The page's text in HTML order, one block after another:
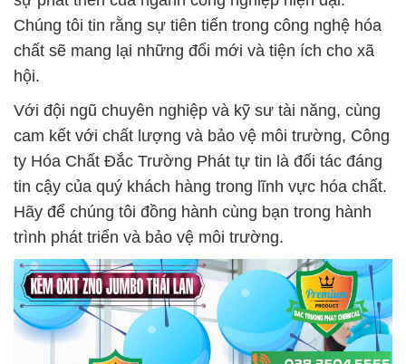
Chúng tôi tin rằng sự tiên tiến trong công nghệ hóa
chất sẽ mang lại những đổi mới và tiện ích cho xã
hội.
Với đội ngũ chuyên nghiệp và kỹ sư tài năng, cùng
cam kết với chất lượng và bảo vệ môi trường, Công
ty Hóa Chất Đắc Trường Phát tự tin là đối tác đáng
tin cậy của quý khách hàng trong lĩnh vực hóa chất.
Hãy để chúng tôi đồng hành cùng bạn trong hành
trình phát triển và bảo vệ môi trường.